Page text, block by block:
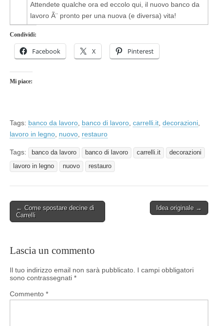
Attendete qualche ora ed eccolo qui, il nuovo banco da
lavoro Ã¨ pronto per una nuova (e diversa) vita!
Condividi:
Facebook X Pinterest
Mi piace:
Tags: banco da lavoro, banco di lavoro, carrelli.it, decorazioni,
lavoro in legno, nuovo, restauro
Tags: banco da lavoro banco di lavoro carrelli.it
decorazioni
lavoro in legno
nuovo restauro
Post
navigation
← Come spostare decine di
Carrelli
Idea originale →
Lascia un commento
Il tuo indirizzo email non sarà pubblicato. I campi obbligatori
sono contrassegnati *
Commento *